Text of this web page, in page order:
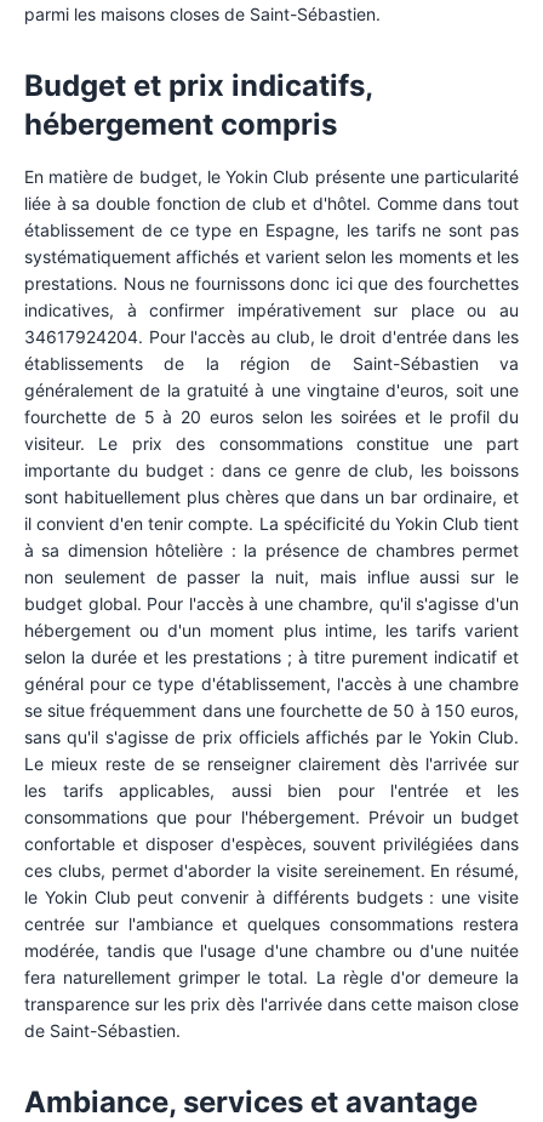
parmi les maisons closes de Saint-Sébastien.
Budget et prix indicatifs,
hébergement compris
En matière de budget, le Yokin Club présente une particularité
liée à sa double fonction de club et d'hôtel. Comme dans tout
établissement de ce type en Espagne, les tarifs ne sont pas
systématiquement affichés et varient selon les moments et les
prestations. Nous ne fournissons donc ici que des fourchettes
indicatives, à confirmer impérativement sur place ou au
34617924204. Pour l'accès au club, le droit d'entrée dans les
établissements de la région de Saint-Sébastien va
généralement de la gratuité à une vingtaine d'euros, soit une
fourchette de 5 à 20 euros selon les soirées et le profil du
visiteur. Le prix des consommations constitue une part
importante du budget : dans ce genre de club, les boissons
sont habituellement plus chères que dans un bar ordinaire, et
il convient d'en tenir compte. La spécificité du Yokin Club tient
à sa dimension hôtelière : la présence de chambres permet
non seulement de passer la nuit, mais influe aussi sur le
budget global. Pour l'accès à une chambre, qu'il s'agisse d'un
hébergement ou d'un moment plus intime, les tarifs varient
selon la durée et les prestations ; à titre purement indicatif et
général pour ce type d'établissement, l'accès à une chambre
se situe fréquemment dans une fourchette de 50 à 150 euros,
sans qu'il s'agisse de prix officiels affichés par le Yokin Club.
Le mieux reste de se renseigner clairement dès l'arrivée sur
les tarifs applicables, aussi bien pour l'entrée et les
consommations que pour l'hébergement. Prévoir un budget
confortable et disposer d'espèces, souvent privilégiées dans
ces clubs, permet d'aborder la visite sereinement. En résumé,
le Yokin Club peut convenir à différents budgets : une visite
centrée sur l'ambiance et quelques consommations restera
modérée, tandis que l'usage d'une chambre ou d'une nuitée
fera naturellement grimper le total. La règle d'or demeure la
transparence sur les prix dès l'arrivée dans cette maison close
de Saint-Sébastien.
Ambiance, services et avantage